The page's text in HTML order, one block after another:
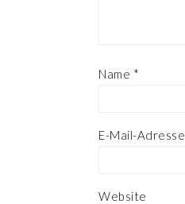
Name *
E-Mail-Adresse
Website